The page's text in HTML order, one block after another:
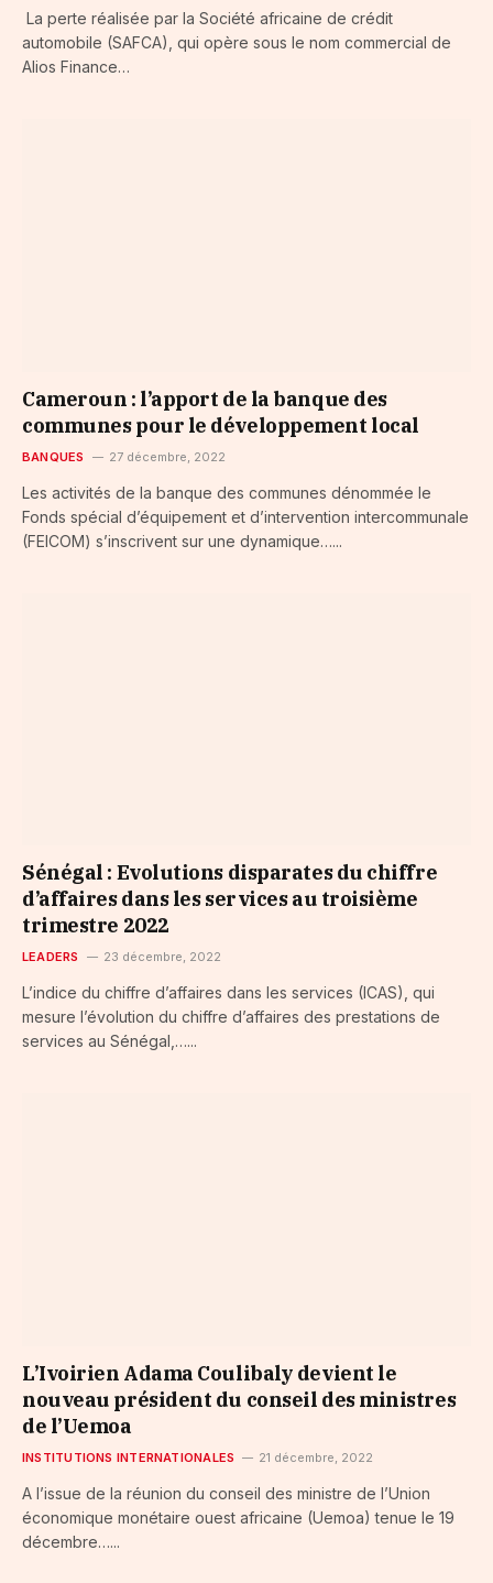
La perte réalisée par la Société africaine de crédit
automobile (SAFCA), qui opère sous le nom commercial de
Alios Finance…
Cameroun : l’apport de la banque des
communes pour le développement local
BANQUES 27 décembre, 2022
Les activités de la banque des communes dénommée le
Fonds spécial d’équipement et d’intervention intercommunale
(FEICOM) s’inscrivent sur une dynamique…...
Sénégal : Evolutions disparates du chiffre
d’affaires dans les services au troisième
trimestre 2022
LEADERS 23 décembre, 2022
L’indice du chiffre d’affaires dans les services (ICAS), qui
mesure l’évolution du chiffre d’affaires des prestations de
services au Sénégal,…...
L’Ivoirien Adama Coulibaly devient le
nouveau président du conseil des ministres
de l’Uemoa
INSTITUTIONS INTERNATIONALES 21 décembre, 2022
A l’issue de la réunion du conseil des ministre de l’Union
économique monétaire ouest africaine (Uemoa) tenue le 19
décembre…...